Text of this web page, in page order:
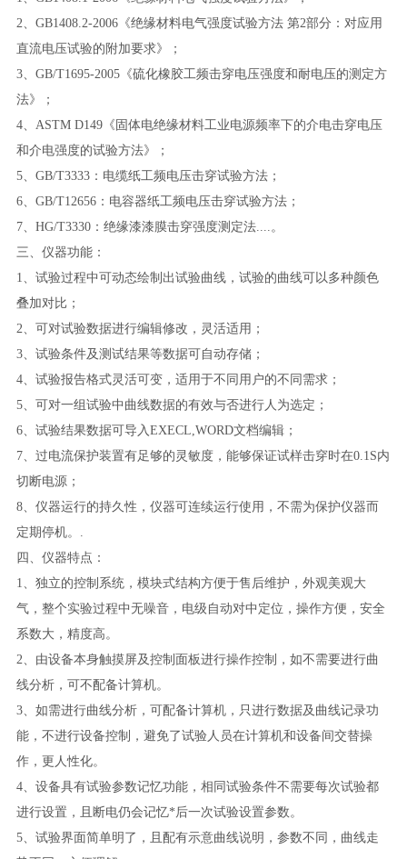
2、GB1408.2-2006《绝缘材料电气强度试验方法 第2部分：对应用
直流电压试验的附加要求》；
3、GB/T1695-2005《硫化橡胶工频击穿电压强度和耐电压的测定方
法》；
4、ASTM D149《固体电绝缘材料工业电源频率下的介电击穿电压
和介电强度的试验方法》；
5、GB/T3333：电缆纸工频电压击穿试验方法；
6、GB/T12656：电容器纸工频电压击穿试验方法；
7、HG/T3330：绝缘漆漆膜击穿强度测定法....。
三、仪器功能：
1、试验过程中可动态绘制出试验曲线，试验的曲线可以多种颜色
叠加对比；
2、可对试验数据进行编辑修改，灵活适用；
3、试验条件及测试结果等数据可自动存储；
4、试验报告格式灵活可变，适用于不同用户的不同需求；
5、可对一组试验中曲线数据的有效与否进行人为选定；
6、试验结果数据可导入EXECL,WORD文档编辑；
7、过电流保护装置有足够的灵敏度，能够保证试样击穿时在0.1S内
切断电源；
8、仪器运行的持久性，仪器可连续运行使用，不需为保护仪器而
定期停机。.
四、仪器特点：
1
、独立的控制系统，模块式结构方便于售后维护，外观美观大
气，整个实验过程中无噪音，电级自动对中定位，操作方便，安全
系数大，精度高。
2 、由设备本身触摸屏及控制面板进行操作控制，如不需要进行曲
线分析，可不配备计算机。
3、如需进行曲线分析，可配备计算机，只进行数据及曲线记录功
能，不进行设备控制，避免了试验人员在计算机和设备间交替操
作，更人性化。
4、设备具有试验参数记忆功能，相同试验条件不需要每次试验都
进行设置，且断电仍会记忆*后一次试验设置参数。
5、试验界面简单明了，且配有示意曲线说明，参数不同，曲线走